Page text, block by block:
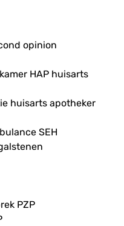
opinion
HAP huisarts
huisarts apotheker
SEH
PZP